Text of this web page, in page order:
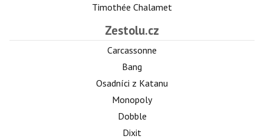
Timothée Chalamet
Zestolu.cz
Carcassonne
Bang
Osadníci z Katanu
Monopoly
Dobble
Dixit